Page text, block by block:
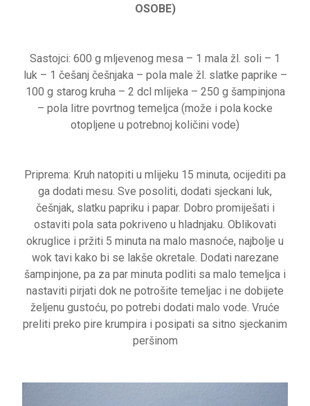
OSOBE)
Sastojci: 600 g mljevenog mesa – 1 mala žl. soli – 1
luk – 1 češanj češnjaka – pola male žl. slatke paprike –
100 g starog kruha – 2 dcl mlijeka – 250 g šampinjona
– pola litre povrtnog temeljca (može i pola kocke
otopljene u potrebnoj količini vode)
Priprema: Kruh natopiti u mlijeku 15 minuta, ocijediti pa
ga dodati mesu. Sve posoliti, dodati sjeckani luk,
češnjak, slatku papriku i papar. Dobro promiješati i
ostaviti pola sata pokriveno u hladnjaku. Oblikovati
okruglice i pržiti 5 minuta na malo masnoće, najbolje u
wok tavi kako bi se lakše okretale. Dodati narezane
šampinjone, pa za par minuta podliti sa malo temeljca i
nastaviti pirjati dok ne potrošite temeljac i ne dobijete
željenu gustoću, po potrebi dodati malo vode. Vruće
preliti preko pire krumpira i posipati sa sitno sjeckanim
peršinom